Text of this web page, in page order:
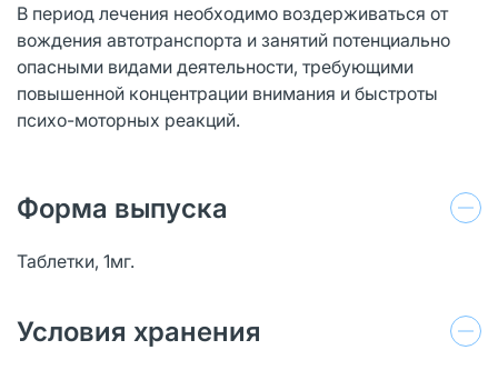
В период лечения необходимо воздерживаться от
вождения автотранспорта и занятий потенциально
опасными видами деятельности, требующими
повышенной концентрации внимания и быстроты
психо-моторных реакций.
Форма выпуска
Таблетки, 1мг.
Условия хранения